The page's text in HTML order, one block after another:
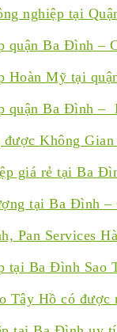
nghiệp tại
quận Ba Đình –
Hoàn Mỹ tại
quận Ba Đình –
Không
giá rẻ tại Ba
tại Ba Đình –
Pan Services
tại Ba Đình Sao
Tây Hồ có